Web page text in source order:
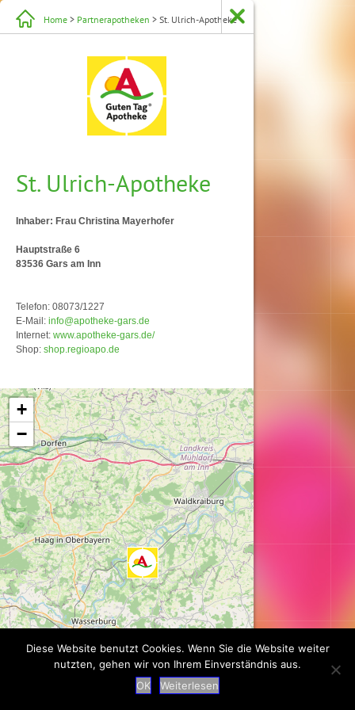
Home > Partnerapotheken > St. Ulrich-Apotheke
St. Ulrich-Apotheke
Inhaber: Frau Christina Mayerhofer
Hauptstraße 6
83536 Gars am Inn
Telefon: 08073/1227
E-Mail: info@apotheke-gars.de
Internet: www.apotheke-gars.de/
Shop: shop.regioapo.de
Karte wird geladen...
+
−
Diese Website benutzt Cookies. Wenn Sie die Website weiter
nutzten, gehen wir von Ihrem Einverständnis aus.
OK
Weiterlesen